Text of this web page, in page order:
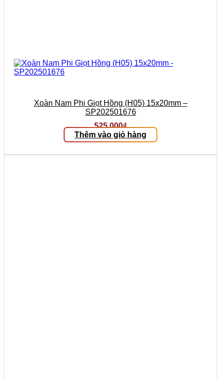
Xoàn Nam Phi Giọt Hồng (H05) 15x20mm –
SP202501676
525.000₫
Thêm vào giỏ hàng